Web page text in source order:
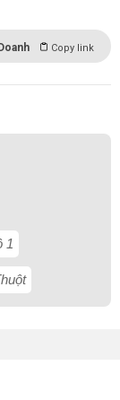
Copy link
1